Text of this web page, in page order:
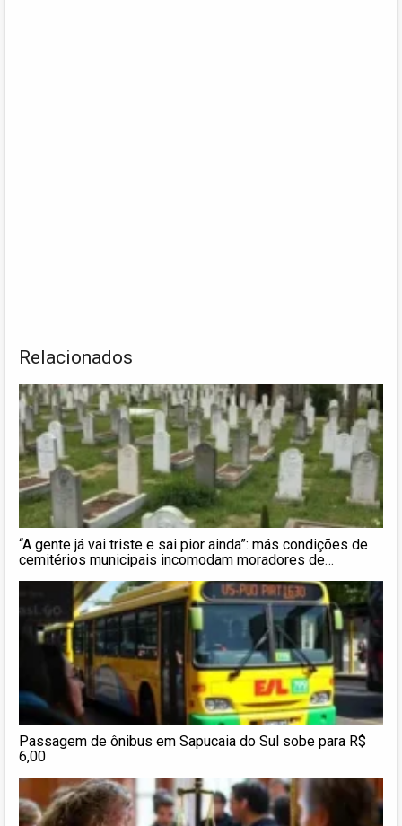
Relacionados
“A gente já vai triste e sai pior ainda”: más condições de
cemitérios municipais incomodam moradores de
Passagem de ônibus em Sapucaia do Sul sobe para R$
6,00